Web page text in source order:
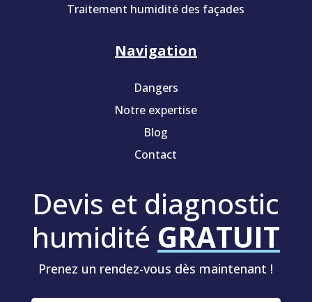
Traitement humidité des façades
Navigation
Dangers
Notre expertise
Blog
Contact
Devis et diagnostic
humidité GRATUIT
Prenez un rendez-vous dès maintenant !